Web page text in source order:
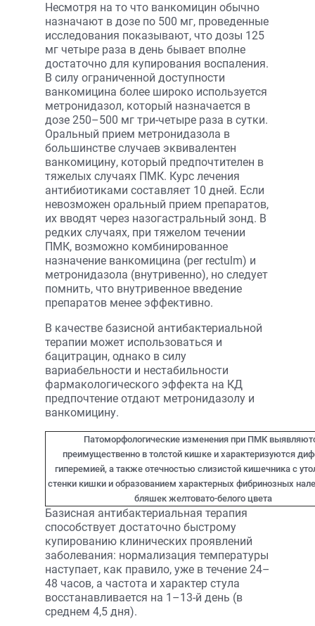
Несмотря на то что ванкомицин обычно
назначают в дозе по 500 мг, проведенные
исследования показывают, что дозы 125
мг четыре раза в день бывает вполне
достаточно для купирования воспаления.
В силу ограниченной доступности
ванкомицина более широко используется
метронидазол, который назначается в
дозе 250–500 мг три-четыре раза в сутки.
Оральный прием метронидазола в
большинстве случаев эквивалентен
ванкомицину, который предпочтителен в
тяжелых случаях ПМК. Курс лечения
антибиотиками составляет 10 дней. Если
невозможен оральный прием препаратов,
их вводят через назогастральный зонд. В
редких случаях, при тяжелом течении
ПМК, возможно комбинированное
назначение ванкомицина (per rectulm) и
метронидазола (внутривенно), но следует
помнить, что внутривенное введение
препаратов менее эффективно.
В качестве базисной антибактериальной
терапии может использоваться и
бацитрацин, однако в силу
вариабельности и нестабильности
фармакологического эффекта на КД
предпочтение отдают метронидазолу и
ванкомицину.
Патоморфологические изменения при ПМК
преимущественно в толстой кишке и характеризуются
гиперемией, а также отечностью слизистой кишечника с
стенки кишки и образованием характерных фибринозных
бляшек желтовато-белого цвета
Базисная антибактериальная терапия
способствует достаточно быстрому
купированию клинических проявлений
заболевания: нормализация температуры
наступает, как правило, уже в течение 24–
48 часов, а частота и характер стула
восстанавливается на 1–13-й день (в
среднем 4,5 дня).